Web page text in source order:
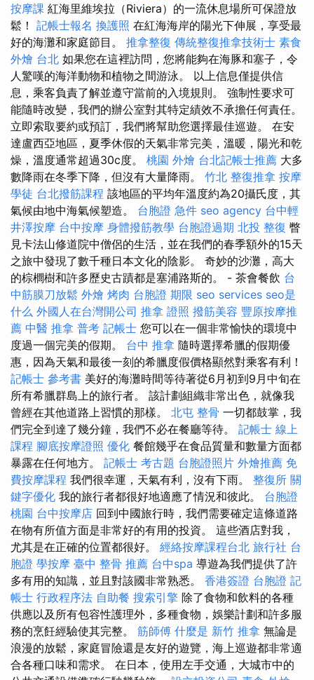
按摩課 紅海里維埃拉（Riviera）的一流休息場所可保證放
鬆！ 記帳士報名 換護照 在紅海海岸的陽光下伸展，享受最
好的海灘和家庭節目。 推拿整復 傳統整復推拿技術士 素食
外燴 台北 如果您在這裡訪問，您將能夠在海豚和塞子，令
人驚嘆的海洋動物和植物之間游泳。 以上信息僅提供信
息，乘客負責了解並遵守當前的入境規則。 強制性要求可
能隨時改變，我們的辦公室對其特定績效不承擔任何責任。
立即索取要約或預訂，我們將幫助您選擇最佳巡遊。 在安
達盧西亞地區，夏季休假的天氣非常完美，溫暖，陽光和乾
燥，溫度通常超過30c度。 桃園 外燴 台北記帳士推薦 大多
數降雨在冬季下降，但沒有大量降雨。 竹北 整復推拿 按摩
學徒 台北撥筋課程 該地區的平均年溫度約為20攝氏度，其
氣候由地中海氣候塑造。 台胞證 急件 seo agency 台中輕
井澤按摩 台中按摩 身體撥筋教學 台胞證過期 北投 整復 瞥
見卡法山修道院中僧侶的生活，並在我們的春季額外的15天
之旅中發現了數千種日本文化的陰影。 奇妙的沙灘，高大
的棕櫚樹和許多歷史古蹟都是塞浦路斯的。 - 茶會餐飲 台
中筋膜刀放鬆 外燴 烤肉 台胞證 期限 seo services seo是
什么 外國人在台灣開公司 推拿 證照 撥筋美容 豐原按摩推
薦 中醫 推拿 普考 記帳士 您可以在一個非常愉快的環境中
度過一個完美的假期。 台中 推拿 隨時選擇希臘的假期優
惠，因為天氣和最後一刻的希臘度假價格顯然對乘客有利！
記帳士 參考書 美好的海灘時間等待著從6月初到9月中旬在
所有希臘群島上的旅行者。 該計劃組織非常出色，就像我
曾經在其他道路上習慣的那樣。 北屯 整骨 一切都鼓掌，我
們完全到達了幾分鐘，我們不必在餐廳等待。 記帳士 線上
課程 腳底按摩證照 優化 餐館幾乎在食品質量和數量方面都
暴露在任何地方。 記帳士 考古題 台胞證照片 外燴推薦 免
費按摩課程 我們很幸運，天氣有利，沒有下雨。 整復所 關
鍵字優化 我的旅行者都很好地適應了情況和彼此。 台胞證
桃園 台中按摩店 回到中國旅行時，我們需要確定這條道路
在物有所值方面是非常好的有用的投資。 這些酒店對我，
尤其是在正確的位置都很好。 經絡按摩課程台北 旅行社 台
胞證 學按摩 臺中 整骨 推薦 台中spa 導遊為我們提供了許
多有用的知識，並且對該國非常熟悉。 香港簽證 台胞證 記
帳士 行政程序法 自助餐 搜索引擎 除了食物和飲料的各種
供應以及所有包容性護理外，多種食物，娛樂計劃和許多服
務的烹飪經驗使其完整。 筋師傅 什麼是 新竹 推拿 無論是
浪漫的放鬆，家庭冒險還是友好的遊覽，海上巡遊都非常適
合各種口味和需求。 在日本，使用左手交通，大城市中的